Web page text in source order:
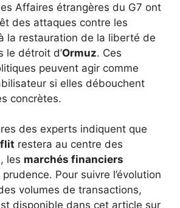
Affaires étrangères du G7 ont
des attaques contre les
la restauration de la liberté de
le détroit d’Ormuz. Ces
peuvent agir comme
si elles débouchent
concrètes.
des experts indiquent que
restera au centre des
les marchés financiers
Pour suivre l’évolution
volumes de transactions,
disponible dans cet article sur